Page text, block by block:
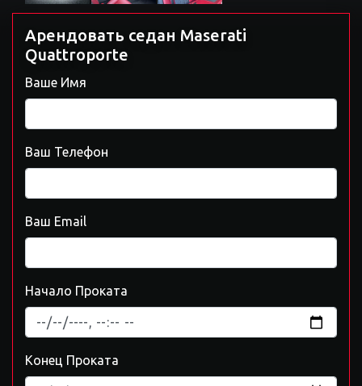
Арендовать седан Maserati
Quattroporte
Ваше Имя
Ваш Телефон
Ваш Email
Начало Проката
Конец Проката